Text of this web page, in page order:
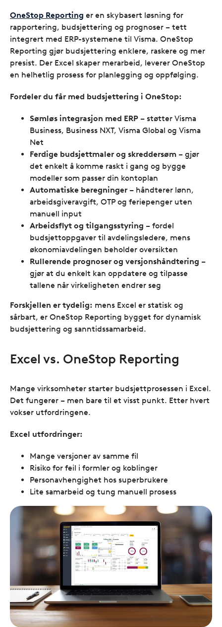
OneStop Reporting er en skybasert løsning for
rapportering, budsjettering og prognoser – tett
integrert med ERP-systemene til Visma. OneStop
Reporting gjør budsjettering enklere, raskere og mer
presist. Der Excel skaper merarbeid, leverer OneStop
en helhetlig prosess for planlegging og oppfølging.
Fordeler du får med budsjettering i OneStop:
Sømløs integrasjon med ERP – støtter Visma
Business, Business NXT, Visma Global og Visma
Net
Ferdige budsjettmaler og skreddersøm – gjør
det enkelt å komme raskt i gang og bygge
modeller som passer din kontoplan
Automatiske beregninger – håndterer lønn,
arbeidsgiveravgift, OTP og feriepenger uten
manuell input
Arbeidsflyt og tilgangsstyring – fordel
budsjettoppgaver til avdelingsledere, mens
økonomiavdelingen beholder oversikten
Rullerende prognoser og versjonshåndtering –
gjør at du enkelt kan oppdatere og tilpasse
tallene når virkeligheten endrer seg
Forskjellen er tydelig: mens Excel er statisk og
sårbart, er OneStop Reporting bygget for dynamisk
budsjettering og sanntidssamarbeid.
Excel vs. OneStop Reporting
Mange virksomheter starter budsjettprosessen i Excel.
Det fungerer – men bare til et visst punkt. Etter hvert
vokser utfordringene.
Excel utfordringer:
Mange versjoner av samme fil
Risiko for feil i formler og koblinger
Personavhengighet hos superbrukere
Lite samarbeid og tung manuell prosess